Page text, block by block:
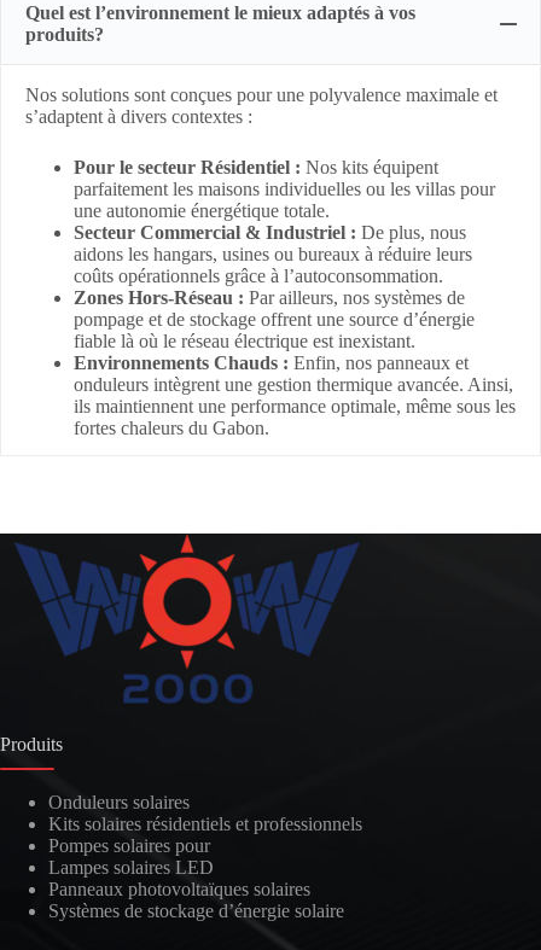
Quel est l’environnement le mieux adaptés à vos
produits?
Nos solutions sont conçues pour une polyvalence maximale et
s’adaptent à divers contextes :
Pour le secteur Résidentiel : Nos kits équipent
parfaitement les maisons individuelles ou les villas pour
une autonomie énergétique totale.
Secteur Commercial & Industriel : De plus, nous
aidons les hangars, usines ou bureaux à réduire leurs
coûts opérationnels grâce à l’autoconsommation.
Zones Hors-Réseau : Par ailleurs, nos systèmes de
pompage et de stockage offrent une source d’énergie
fiable là où le réseau électrique est inexistant.
Environnements Chauds : Enfin, nos panneaux et
onduleurs intègrent une gestion thermique avancée. Ainsi,
ils maintiennent une performance optimale, même sous les
fortes chaleurs du Gabon.
Produits
Onduleurs solaires
Kits solaires résidentiels et professionnels
Pompes solaires pour
Lampes solaires LED
Panneaux photovoltaïques solaires
Systèmes de stockage d’énergie solaire